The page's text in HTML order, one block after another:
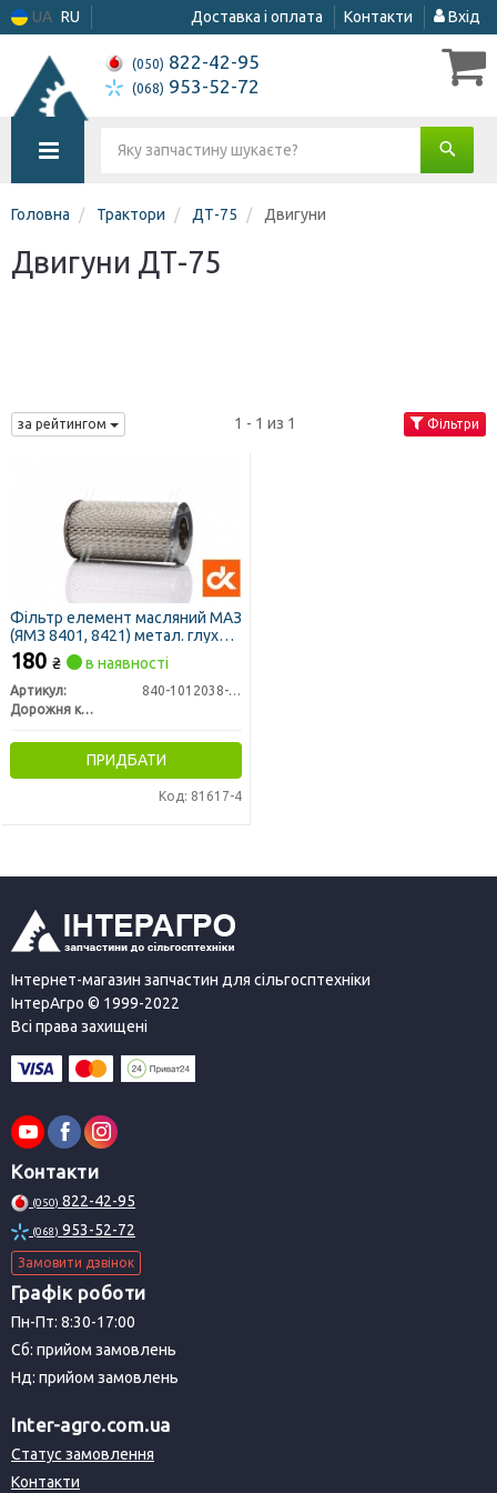
UA RU Доставка і оплата Контакти Вхід
(050) 822-42-95
(068) 953-52-72
Головна Трактори ДТ-75 Двигуни
Двигуни ДТ-75
за рейтингом 1 - 1 из 1 Фільтри
Фільтр елемент масляний МАЗ
(ЯМЗ 8401, 8421) метал. глухий
<ДК>
180 ₴ в наявності
Артикул:
840-1012038-12
Дорожня карта
ПРИДБАТИ
Код: 81617-4
Інтернет-магазин запчастин для сільгосптехніки
ІнтерАгро © 1999-2022
Всі права захищені
Контакти
(050) 822-42-95
(068) 953-52-72
Замовити дзвінок
Графік роботи
Пн-Пт: 8:30-17:00
Сб: прийом замовлень
Нд: прийом замовлень
Inter-agro.com.ua
Статус замовлення
Контакти